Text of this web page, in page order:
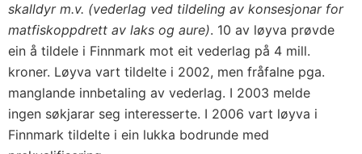
skalldyr m.v. (vederlag ved tildeling av konsesjonar for
matfiskoppdrett av laks og aure). 10 av løyva prøvde
ein å tildele i Finnmark mot eit vederlag på 4 mill.
kroner. Løyva vart tildelte i 2002, men fråfalne pga.
manglande innbetaling av vederlag. I 2003 melde
ingen søkjarar seg interesserte. I 2006 vart løyva i
Finnmark tildelte i ein lukka bodrunde med